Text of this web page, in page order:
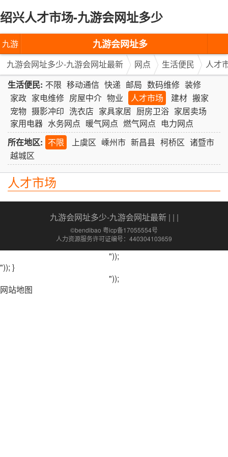
绍兴人才市场-九游会网址多少
九游
会网
址多
少-九
游会
网址
最新
九游会网址多
少-九游会网址
最新
九游会网址多少-九游会网址最新 网点 生活便民
人才
生活便民: 不限 移动通信 快递 邮局 数码维修 装修
家政 家电维修 房屋中介 物业 人才市场 建材 搬家
宠物 摄影冲印 洗衣店 家具家居 厨房卫浴 家居卖场
家用电器 水务网点 暖气网点 燃气网点 电力网点
所在地区: 不限 上虞区 嵊州市 新昌县 柯桥区 诸暨市
越城区
人才市场
九游会网址多少-九游会网址最新| | |
©bendibao 粤icp备17055554号
人力资源服务许可证编号：440304103659
"));
")); }
"));
网站地图